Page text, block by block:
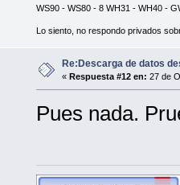
WS90 - WS80 - 8 WH31 - WH40 -
Lo siento, no respondo privados
Re:Descarga de datos
« Respuesta #12 en: 27 de
Pues nada.